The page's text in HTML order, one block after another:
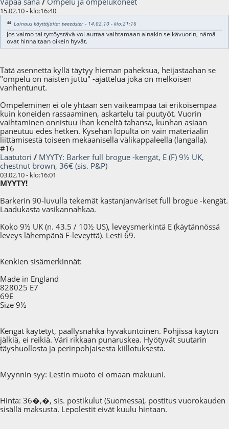
15.02.10 - klo:16:40
Lainaus käyttäjältä: tweedster - 14.02.10 - klo:21:16
Jos vaimo tai tyttöystävä voi auttaa vaihtamaan ainakin selkävuorin, nämä
ovat hinnaltaan oikein hyvät.
Tätä asennetta kyllä täytyy hieman paheksua, heijastaahan se
"ompelu on naisten juttu" -ajattelua joka on melkoisen
vanhentunut.
Ompeleminen ei ole yhtään sen vaikeampaa tai erikoisempaa
kuin koneiden rassaaminen, askartelu tai puutyöt. Vuorin
vaihtaminen onnistuu ihan keneltä tahansa, kunhan asiaan
paneutuu edes hetken. Kysehän lopulta on vain materiaalin
liittämisestä toiseen mekaanisella välikappaleella (langalla).
#16
Laatutori / MYYTY: Barker full brogue -kengät, E (F) 9½ UK,
chestnut brown, 36€ (sis. P&P)
03.02.10 - klo:16:01
MYYTY!
Barkerin 90-luvulla tekemät kastanjanväriset full brogue -kengät.
Laadukasta vasikannahkaa.
Koko 9½ UK (n. 43.5 / 10½ US), leveysmerkintä E (käytännössä
leveys lähempänä F-leveyttä). Lesti 69.
Kenkien sisämerkinnät:
Made in England
828025 E7
69E
Size 9½
Kengät käytetyt, päällysnahka hyväkuntoinen. Pohjissa käytön
jälkiä, ei reikiä. Väri rikkaan punaruskea. Hyötyvät suutarin
täyshuollosta ja perinpohjaisesta kiillotuksesta.
Myynnin syy: Lestin muoto ei omaan makuuni.
Hinta: 36�,�, sis. postikulut (Suomessa), postitus vuorokauden
sisällä maksusta. Lepolestit eivät kuulu hintaan.